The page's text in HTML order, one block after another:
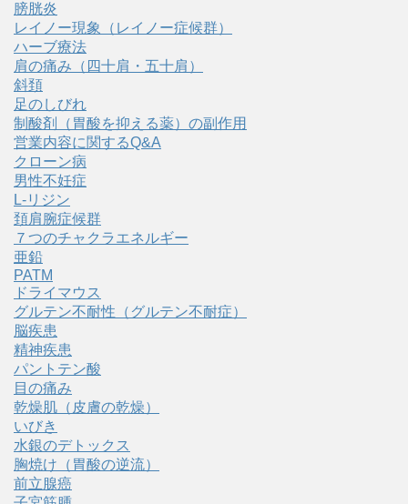
膀胱炎
レイノー現象（レイノー症候群）
ハーブ療法
肩の痛み（四十肩・五十肩）
斜頚
足のしびれ
制酸剤（胃酸を抑える薬）の副作用
営業内容に関するQ&A
クローン病
男性不妊症
L-リジン
頚肩腕症候群
７つのチャクラエネルギー
亜鉛
PATM
ドライマウス
グルテン不耐性（グルテン不耐症）
脳疾患
精神疾患
パントテン酸
目の痛み
乾燥肌（皮膚の乾燥）
いびき
水銀のデトックス
胸焼け（胃酸の逆流）
前立腺癌